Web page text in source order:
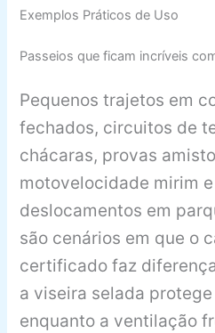
Exemplos Práticos de Uso
Passeios que ficam incríveis
Pequenos trajetos em
fechados, circuitos de
chácaras, provas
motovelocidade mirim
deslocamentos em
são cenários em que o
certificado faz
a viseira selada
enquanto a ventilação